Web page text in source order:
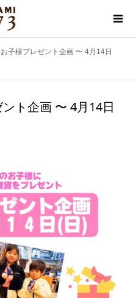
子様プレゼント企画 〜 4月14日
ト企画 〜 4月14日